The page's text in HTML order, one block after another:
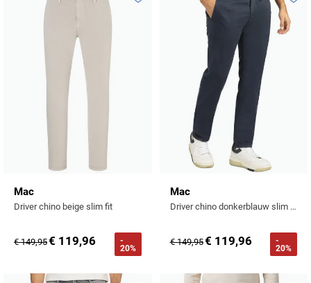
Profuomo
Seidensticker
State of Art
Tommy Hilfiger
Vanguard
Reset
Roy Robson
Superdry
Mac
Driver chino beige slim fit
€ 149,95€ 119,96
-
20%
Toevoegen aan favorieten
Mac
Driver chino donkerblauw slim fit
€ 149,95€ 119,96
-
20%